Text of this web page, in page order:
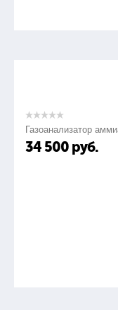
Газоанализатор
34 500 руб.